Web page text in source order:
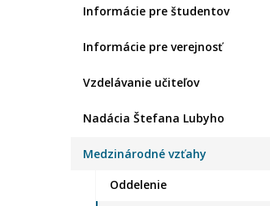
Informácie pre študentov
Informácie pre verejnosť
Vzdelávanie učiteľov
Nadácia Štefana Lubyho
Medzinárodné vzťahy
Oddelenie